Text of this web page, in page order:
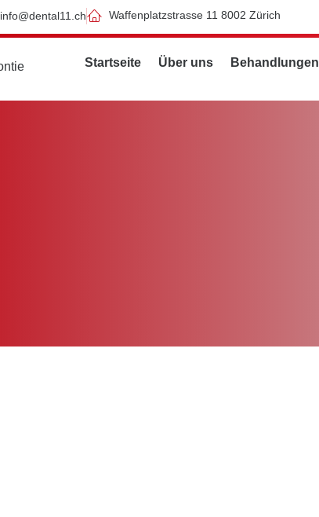
info@dental11.ch Waffenplatzstrasse 11 8002 Zürich
Startseite Über uns Behandlungen